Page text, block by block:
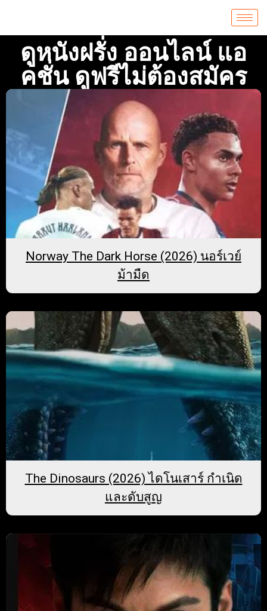
ดูหนังฝรั่ง ออนไลน์ แอ
คชั่น ดูฟรีไม่ต้องสมัคร
Norway The Dark Horse (2026) นอร์เวย์
ม้ามืด
The Dinosaurs (2026) ไดโนเสาร์ กำเนิด
และดับสูญ